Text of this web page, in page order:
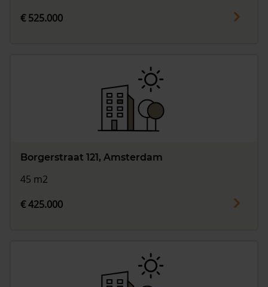
€ 525.000
Borgerstraat 121, Amsterdam
45 m2
€ 425.000